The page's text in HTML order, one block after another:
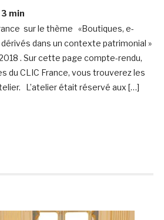
3 min
sur le thème «Boutiques, e-
dans un contexte patrimonial »
. Sur cette page compte-rendu,
du CLIC France, vous trouverez les
L’atelier était réservé aux […]